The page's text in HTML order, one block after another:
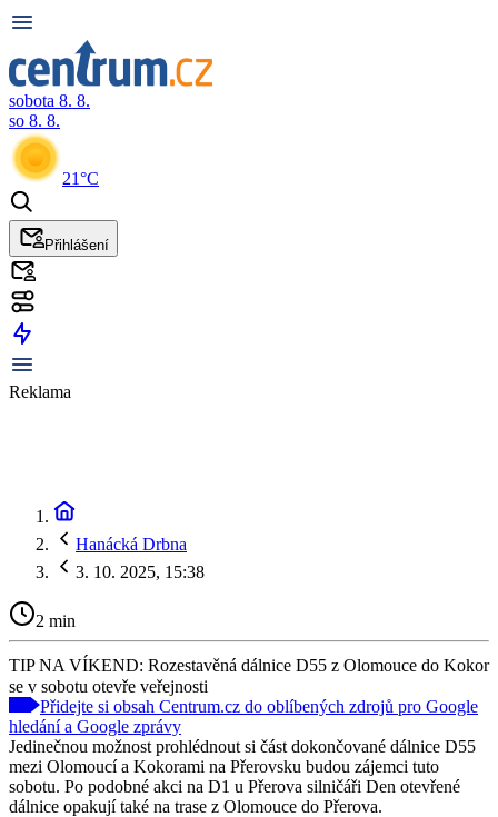
sobota 8. 8.
so 8. 8.
21°C
Přihlášení
Reklama
Hanácká Drbna
3. 10. 2025, 15:38
2 min
TIP NA VÍKEND: Rozestavěná dálnice D55 z Olomouce do Kokor
se v sobotu otevře veřejnosti
Přidejte si obsah Centrum.cz do oblíbených zdrojů pro Google
hledání a Google zprávy
Jedinečnou možnost prohlédnout si část dokončované dálnice D55
mezi Olomoucí a Kokorami na Přerovsku budou zájemci tuto
sobotu. Po podobné akci na D1 u Přerova silničáři Den otevřené
dálnice opakují také na trase z Olomouce do Přerova.